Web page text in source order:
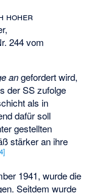
hoher
244 vom
angefordert wird,
der SS zufolge
als in
dafür soll
gestellten
stärker an ihre
4]
1941, wurde die
Seitdem wurde